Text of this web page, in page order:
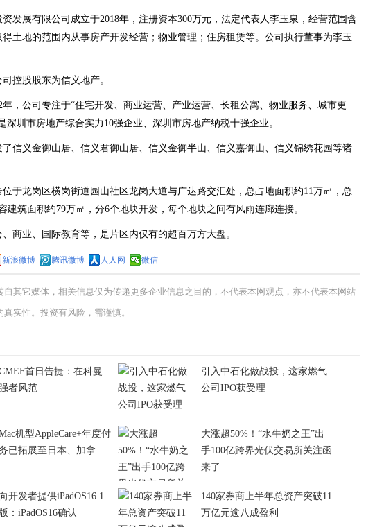
发展有限公司成立于2018年，注册资本300万元，法定代表人李玉泉，经营范围含
土地的范围内从事房产开发经营；物业管理；住房租赁等。公司执行董事为李玉
控股股东为信义地产。
年，公司专注于“住宅开发、商业运营、产业运营、长租公寓、物业服务、城市更
深圳市房地产综合实力10强企业、深圳市房地产纳税十强企业。
信义金御山居、信义君御山居、信义金御半山、信义嘉御山、信义锦绣花园等诸
于龙岗区横岗街道园山社区龙岗大道与广达路交汇处，总占地面积约11万㎡，总
建筑面积约79万㎡，分6个地块开发，每个地块之间有风雨连廊连接。
商业、国际教育等，是片区内仅有的超百万方大盘。
新浪微博 腾讯微博 人人网 微信
其它媒体，相关信息仅为传递更多企业信息之目的，不代表本网观点，亦不代表本网站
实性。投资有风险，需谨慎。
首日告捷：在科曼
者风范
引入中石化做战投，这家燃气
公司IPO获受理
机型AppleCare+年度付
已拓展至日本、加拿
大涨超50%！“水牛奶之王”出
手100亿跨界光伏交易所关注函
来了
开发者提供iPadOS16.1
：iPadOS16确认
140家券商上半年总资产突破11
万亿元逾八成盈利